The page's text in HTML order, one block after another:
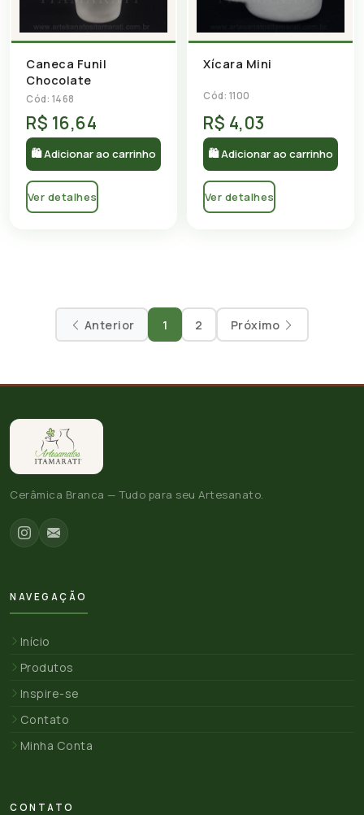
Caneca Funil
Chocolate
Cód: 1468
R$ 16,64
🛍 Adicionar ao carrinho
Ver detalhes
Xícara Mini
Cód: 1100
R$ 4,03
🛍 Adicionar ao carrinho
Ver detalhes
Anterior 1 2 Próximo
Cerâmica Branca — Tudo para seu Artesanato.
NAVEGAÇÃO
Início
Produtos
Inspire-se
Contato
Minha Conta
CONTATO